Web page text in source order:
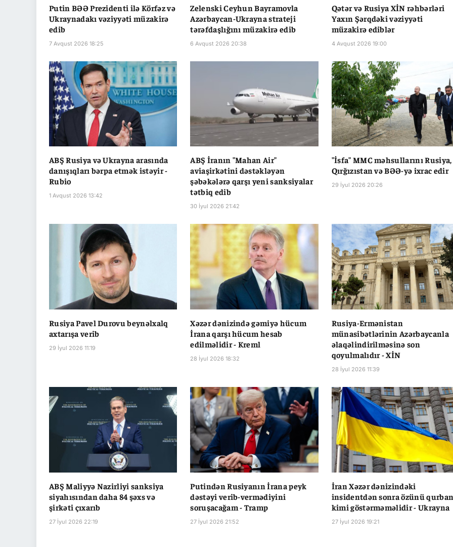
Putin BƏƏ Prezidenti ilə Körfəz və
Ukraynadakı vəziyyəti müzakirə
edib
7 Avqust 2026 18:25
Zelenski Ceyhun Bayramovla
Azərbaycan-Ukrayna strateji
tərəfdaşlığını müzakirə edib
6 Avqust 2026 20:38
Qətər və Rusiya XİN rəhbərləri
Yaxın Şərqdəki vəziyyəti
müzakirə ediblər
4 Avqust 2026 19:00
ABŞ Rusiya və Ukrayna arasında
danışıqları bərpa etmək istəyir -
Rubio
1 Avqust 2026 13:42
ABŞ İranın "Mahan Air"
aviaşirkətini dəstəkləyən
şəbəkələrə qarşı yeni sanksiyalar
tətbiq edib
30 İyul 2026 21:42
"İsfa" MMC məhsullarını Rusiya,
Qırğızıstan və BƏƏ-yə ixrac edir
29 İyul 2026 20:26
Rusiya Pavel Durovu beynəlxalq
axtarışa verib
29 İyul 2026 11:19
Xəzər dənizində gəmiyə hücum
İrana qarşı hücum hesab
edilməlidir - Kreml
28 İyul 2026 18:32
Rusiya-Ermənistan
münasibətlərinin Azərbaycanla
əlaqəlindirilməsinə son
qoyulmalıdır - XİN
28 İyul 2026 11:39
ABŞ Maliyyə Nazirliyi sanksiya
siyahısından daha 84 şəxs və
şirkəti çıxarıb
27 İyul 2026 22:19
Putindən Rusiyanın İrana peyk
dəstəyi verib-vermədiyini
soruşacağam - Tramp
27 İyul 2026 21:52
İran Xəzər dənizindəki
insidentdən sonra özünü
kimi göstərməməlidir - Ukrayna
27 İyul 2026 19:21